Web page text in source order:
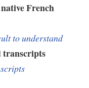
French
to understand
transcripts